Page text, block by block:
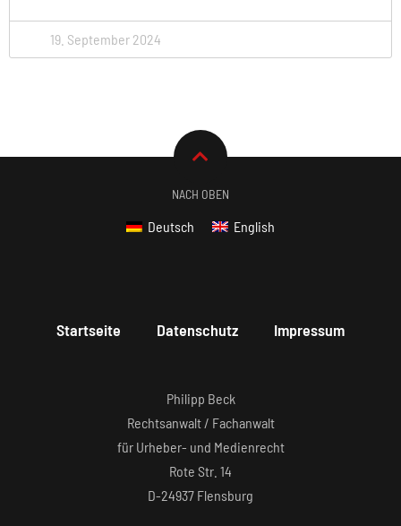
19. September 2024
NACH OBEN
Deutsch English
Startseite Datenschutz Impressum
Philipp Beck
Rechtsanwalt / Fachanwalt
für Urheber- und Medienrecht
Rote Str. 14
D-24937 Flensburg